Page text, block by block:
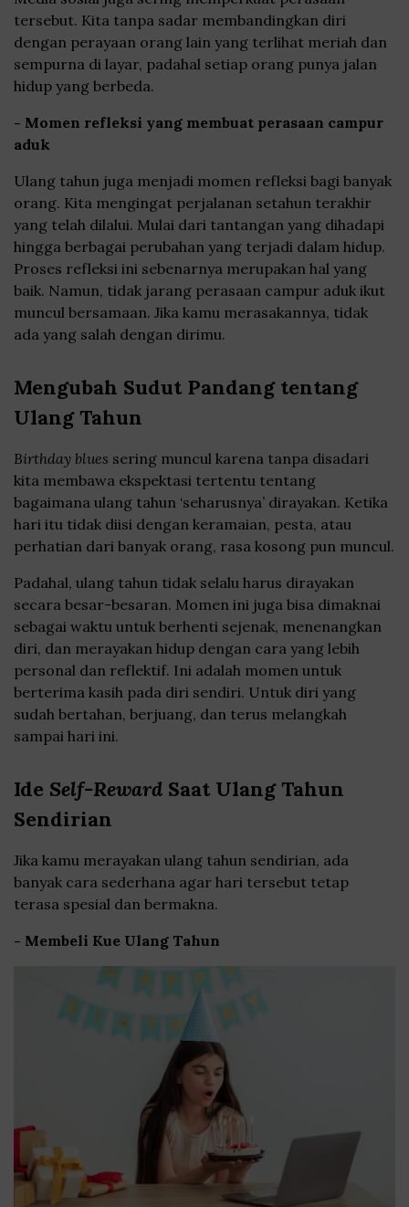
tersebut. Kita tanpa sadar membandingkan diri
dengan perayaan orang lain yang terlihat meriah dan
sempurna di layar, padahal setiap orang punya jalan
hidup yang berbeda.
- Momen refleksi yang membuat perasaan campur
aduk
Ulang tahun juga menjadi momen refleksi bagi banyak
orang. Kita mengingat perjalanan setahun terakhir
yang telah dilalui. Mulai dari tantangan yang dihadapi
hingga berbagai perubahan yang terjadi dalam hidup.
Proses refleksi ini sebenarnya merupakan hal yang
baik. Namun, tidak jarang perasaan campur aduk ikut
muncul bersamaan. Jika kamu merasakannya, tidak
ada yang salah dengan dirimu.
Mengubah Sudut Pandang tentang
Ulang Tahun
Birthday blues sering muncul karena tanpa disadari
kita membawa ekspektasi tertentu tentang
bagaimana ulang tahun ‘seharusnya’ dirayakan. Ketika
hari itu tidak diisi dengan keramaian, pesta, atau
perhatian dari banyak orang, rasa kosong pun muncul.
Padahal, ulang tahun tidak selalu harus dirayakan
secara besar-besaran. Momen ini juga bisa dimaknai
sebagai waktu untuk berhenti sejenak, menenangkan
diri, dan merayakan hidup dengan cara yang lebih
personal dan reflektif. Ini adalah momen untuk
berterima kasih pada diri sendiri. Untuk diri yang
sudah bertahan, berjuang, dan terus melangkah
sampai hari ini.
Ide Self-Reward Saat Ulang Tahun
Sendirian
Jika kamu merayakan ulang tahun sendirian, ada
banyak cara sederhana agar hari tersebut tetap
terasa spesial dan bermakna.
- Membeli Kue Ulang Tahun